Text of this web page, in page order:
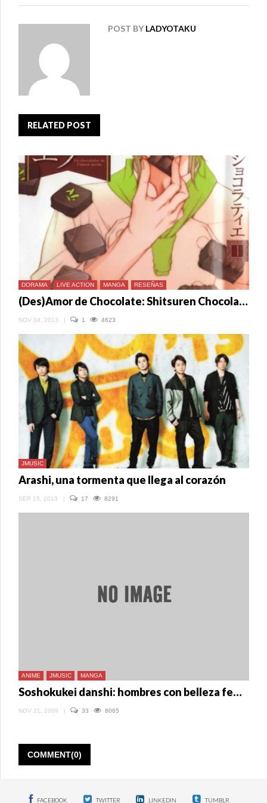
POST BY LADYOTAKU
RELATED POST
DORAMA LIVE ACTION MANGA RESEÑAS
(Des)Amor de Chocolate: Shitsuren Chocolatier
NOV 04, 2013 | 1 4623
JMUSIC
Arashi, una tormenta que llega al corazón
SEP 15, 2013 | 17 8291
ANIME JMUSIC MANGA
Soshokukei danshi: hombres con belleza femenina
NOV 21, 2009 | 33 8065
COMMENT(0)
FACEBOOK TWITTER LINKEDIN TUMBLR